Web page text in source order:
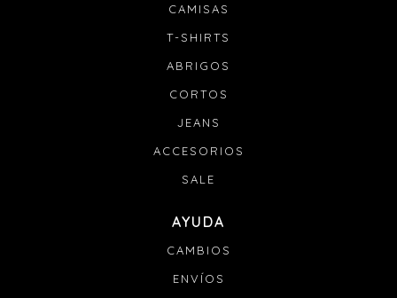
CAMISAS
T-SHIRTS
ABRIGOS
CORTOS
JEANS
ACCESORIOS
SALE
AYUDA
CAMBIOS
ENVÍOS